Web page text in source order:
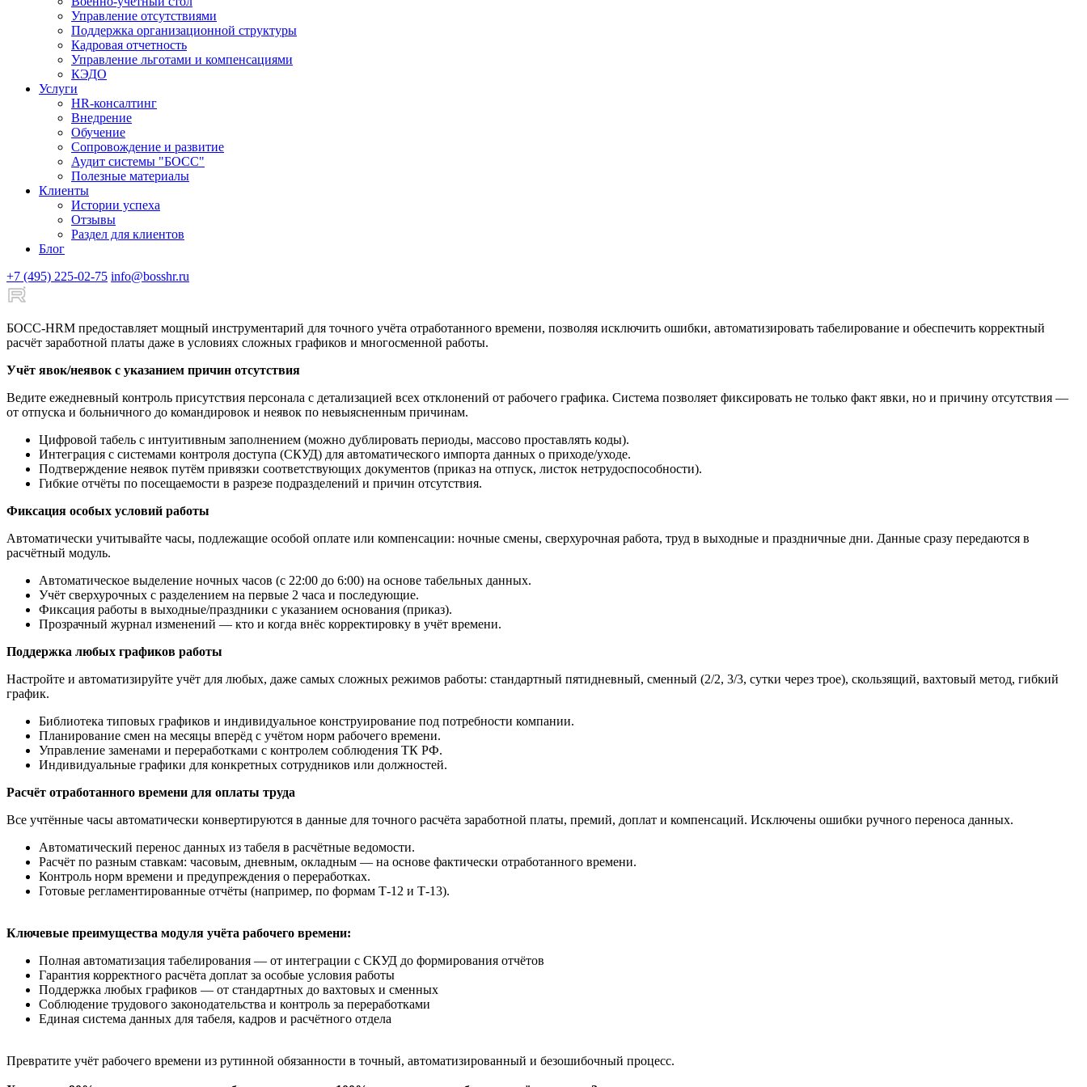
Управление отсутствиями
Поддержка организационной структуры
Кадровая отчетность
Управление льготами и компенсациями
КЭДО
Услуги
HR-консалтинг
Внедрение
Обучение
Сопровождение и развитие
Аудит системы "БОСС"
Полезные материалы
Клиенты
Истории успеха
Отзывы
Раздел для клиентов
Блог
+7 (495) 225-02-75 info@bosshr.ru
БОСС-HRM предоставляет мощный инструментарий для точного учёта отработанного времени, позволяя исключить ошибки, автоматизировать табелирование и обеспечить корректный
расчёт заработной платы даже в условиях сложных графиков и многосменной работы.
Учёт явок/неявок с указанием причин отсутствия
Ведите ежедневный контроль присутствия персонала с детализацией всех отклонений от рабочего графика. Система позволяет фиксировать не только факт явки, но и причину отсутствия —
от отпуска и больничного до командировок и неявок по невыясненным причинам.
Цифровой табель с интуитивным заполнением (можно дублировать периоды, массово проставлять коды).
Интеграция с системами контроля доступа (СКУД) для автоматического импорта данных о приходе/уходе.
Подтверждение неявок путём привязки соответствующих документов (приказ на отпуск, листок нетрудоспособности).
Гибкие отчёты по посещаемости в разрезе подразделений и причин отсутствия.
Фиксация особых условий работы
Автоматически учитывайте часы, подлежащие особой оплате или компенсации: ночные смены, сверхурочная работа, труд в выходные и праздничные дни. Данные сразу передаются в
расчётный модуль.
Автоматическое выделение ночных часов (с 22:00 до 6:00) на основе табельных данных.
Учёт сверхурочных с разделением на первые 2 часа и последующие.
Фиксация работы в выходные/праздники с указанием основания (приказ).
Прозрачный журнал изменений — кто и когда внёс корректировку в учёт времени.
Поддержка любых графиков работы
Настройте и автоматизируйте учёт для любых, даже самых сложных режимов работы: стандартный пятидневный, сменный (2/2, 3/3, сутки через трое), скользящий, вахтовый метод, гибкий
график.
Библиотека типовых графиков и индивидуальное конструирование под потребности компании.
Планирование смен на месяцы вперёд с учётом норм рабочего времени.
Управление заменами и переработками с контролем соблюдения ТК РФ.
Индивидуальные графики для конкретных сотрудников или должностей.
Расчёт отработанного времени для оплаты труда
Все учтённые часы автоматически конвертируются в данные для точного расчёта заработной платы, премий, доплат и компенсаций. Исключены ошибки ручного переноса данных.
Автоматический перенос данных из табеля в расчётные ведомости.
Расчёт по разным ставкам: часовым, дневным, окладным — на основе фактически отработанного времени.
Контроль норм времени и предупреждения о переработках.
Готовые регламентированные отчёты (например, по формам Т-12 и Т-13).
Ключевые преимущества модуля учёта рабочего времени:
Полная автоматизация табелирования — от интеграции с СКУД до формирования отчётов
Гарантия корректного расчёта доплат за особые условия работы
Поддержка любых графиков — от стандартных до вахтовых и сменных
Соблюдение трудового законодательства и контроль за переработками
Единая система данных для табеля, кадров и расчётного отдела
Превратите учёт рабочего времени из рутинной обязанности в точный, автоматизированный и безошибочный процесс.